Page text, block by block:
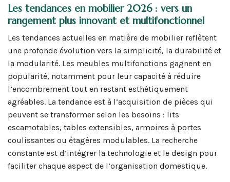
Les tendances en mobilier 2026 : vers un
rangement plus innovant et multifonctionnel
Les tendances actuelles en matière de mobilier reflètent
une profonde évolution vers la simplicité, la durabilité et
la modularité. Les meubles multifonctions gagnent en
popularité, notamment pour leur capacité à réduire
l’encombrement tout en restant esthétiquement
agréables. La tendance est à l’acquisition de pièces qui
peuvent se transformer selon les besoins : lits
escamotables, tables extensibles, armoires à portes
coulissantes ou étagères modulables. La recherche
constante est d’intégrer la technologie et le design pour
faciliter chaque aspect de l’organisation domestique.